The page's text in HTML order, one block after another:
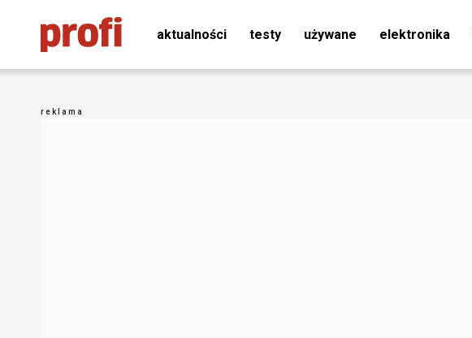
aktualności testy używane elektronika